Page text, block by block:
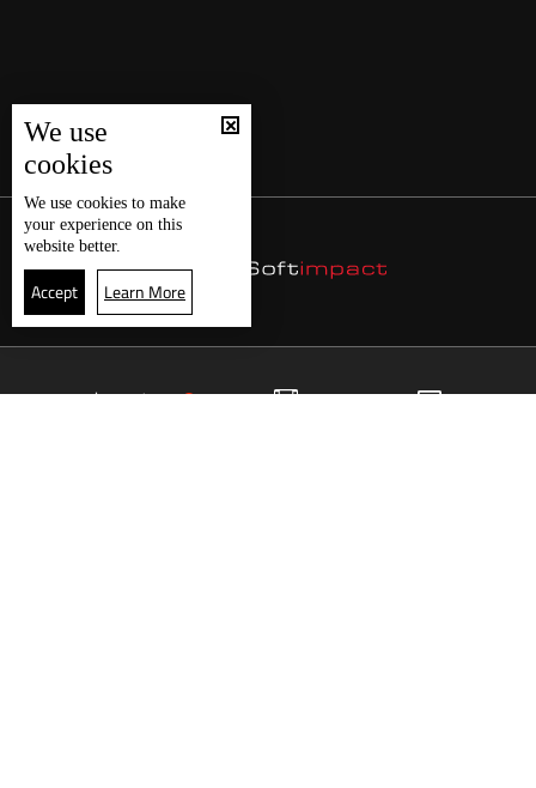
28
We use
cookies
We use cookies to make
your experience on this
website better.
Accept Learn More
موقع البرامج الجدول البث المباشر